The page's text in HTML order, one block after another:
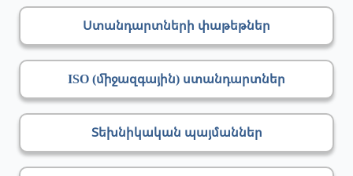
Ստանդարտների փաթեթներ
ISO (միջազգային) ստանդարտներ
Տեխնիկական պայմաններ